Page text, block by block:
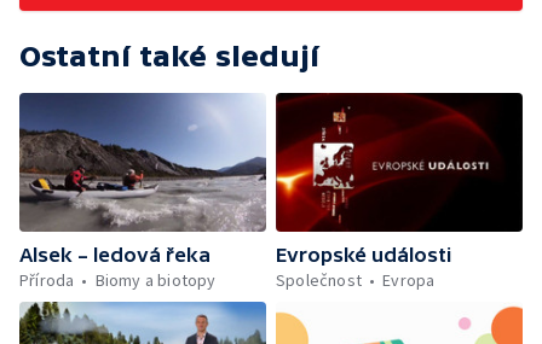
Ostatní také sledují
Alsek – ledová řeka
Příroda
Biomy a biotopy
Evropské události
Společnost
Evropa